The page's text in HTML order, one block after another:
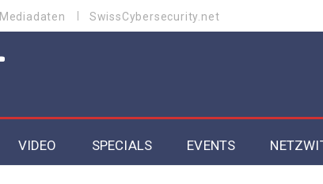
Mediadaten SwissCybersecurity.net
VIDEO SPECIALS EVENTS